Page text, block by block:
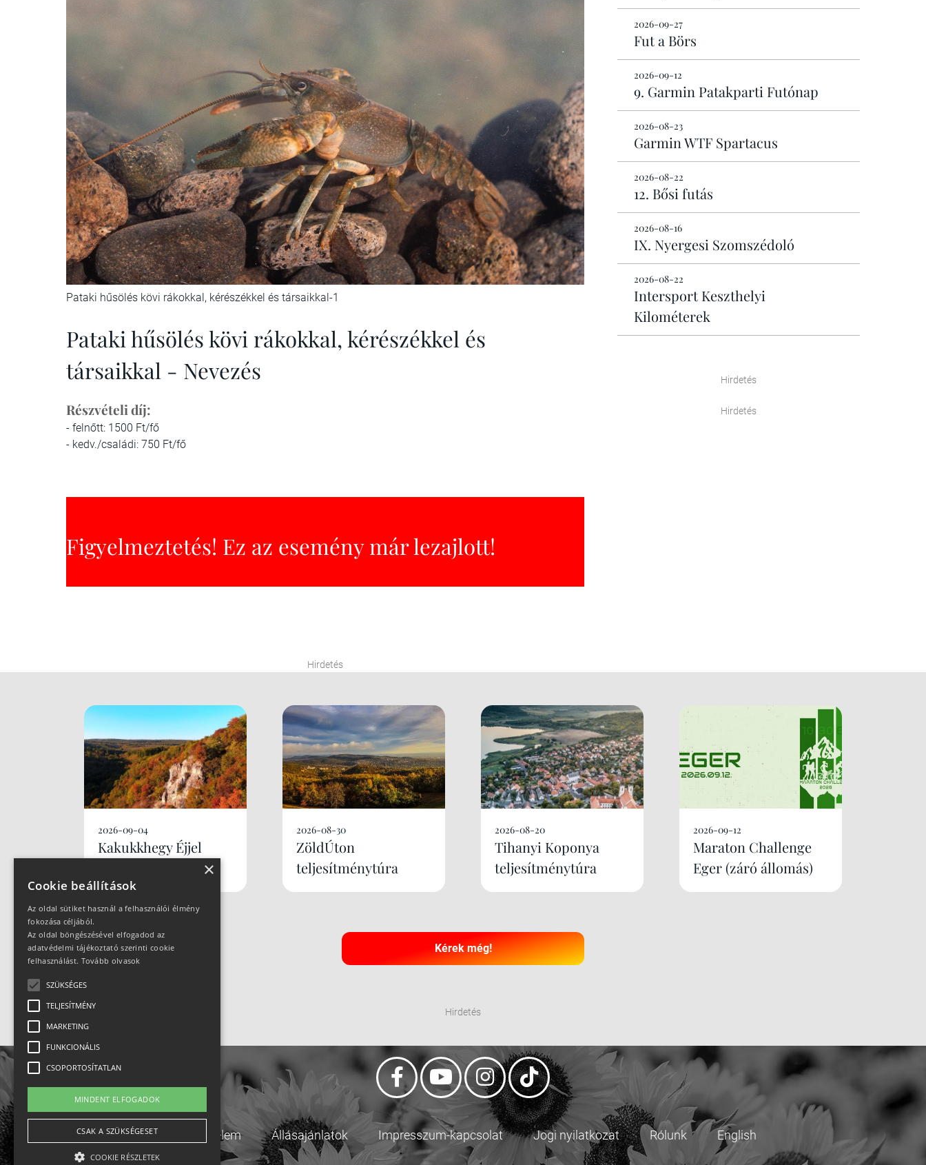
Pataki hűsölés kövi rákokkal, kérészékkel és társaikkal-1
Pataki hűsölés kövi rákokkal, kérészékkel és
társaikkal - Nevezés
Részvételi díj:
- felnőtt: 1500 Ft/fő
- kedv./családi: 750 Ft/fő
Figyelmeztetés! Ez az esemény már lezajlott!
Hirdetés
2026-09-27
Fut a Börs
2026-09-12
9. Garmin Patakparti Futónap
2026-08-23
Garmin WTF Spartacus
2026-08-22
12. Bősi futás
2026-08-16
IX. Nyergesi Szomszédoló
2026-08-22
Intersport Keszthelyi
Kilométerek
Hirdetés
Hirdetés
2026-09-04
Kakukkhegy Éjjel
2026-08-30
ZöldÚton
teljesítménytúra
2026-08-20
Tihanyi Koponya
teljesítménytúra
2026-09-12
Maraton Challenge
Eger (záró állomás)
Kérek még!
Hirdetés
Adatvédelem Állásajánlatok Impresszum-kapcsolat Jogi nyilatkozat Rólunk English
×
Cookie beállítások
Az oldal sütiket használ a felhasználói élmény
fokozása céljából.
Az oldal böngészésével elfogadod az
adatvédelmi tájékoztató szerinti cookie
felhasználást. Tovább olvasok
SZÜKSÉGES
TELJESÍTMÉNY
MARKETING
FUNKCIONÁLIS
CSOPORTOSÍTATLAN
MINDENT ELFOGADOK
CSAK A SZÜKSÉGESET
COOKIE RÉSZLETEK